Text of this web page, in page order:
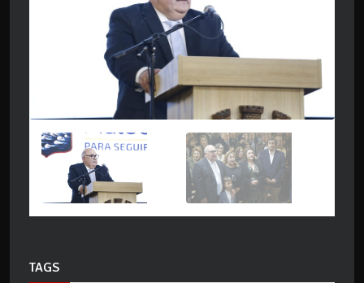
TAGS